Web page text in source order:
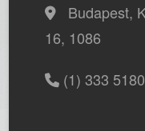
Budapest,
16, 1086
(1) 333 5180